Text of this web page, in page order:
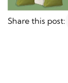
Share this post: